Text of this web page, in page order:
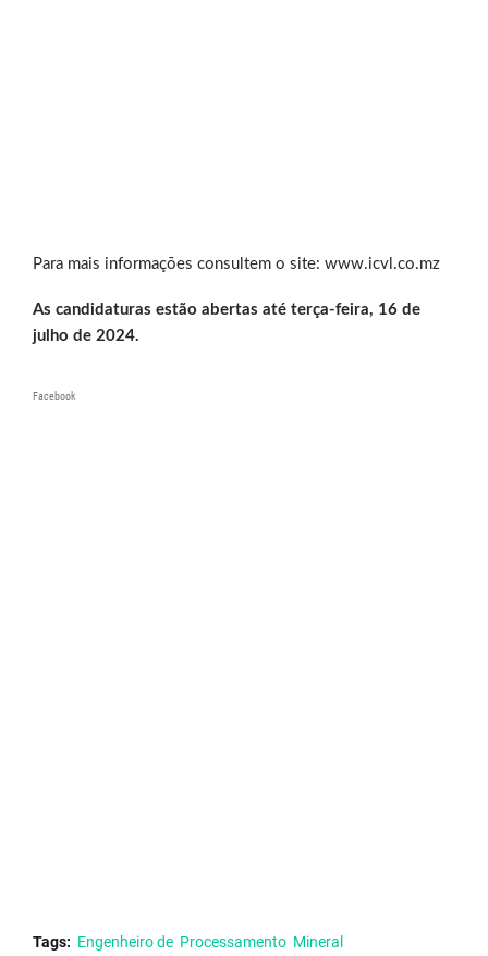
Para mais informações consultem o site: www.icvl.co.mz
As candidaturas estão abertas até terça-feira, 16 de
julho de 2024.
Facebook
Tags: Engenheiro de Processamento Mineral